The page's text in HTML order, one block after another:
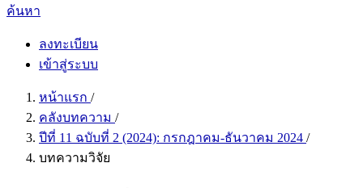
ค้นหา
ลงทะเบียน
เข้าสู่ระบบ
หน้าแรก /
คลังบทความ /
ปีที่ 11 ฉบับที่ 2 (2024): กรกฎาคม-ธันวาคม 2024 /
บทความวิจัย